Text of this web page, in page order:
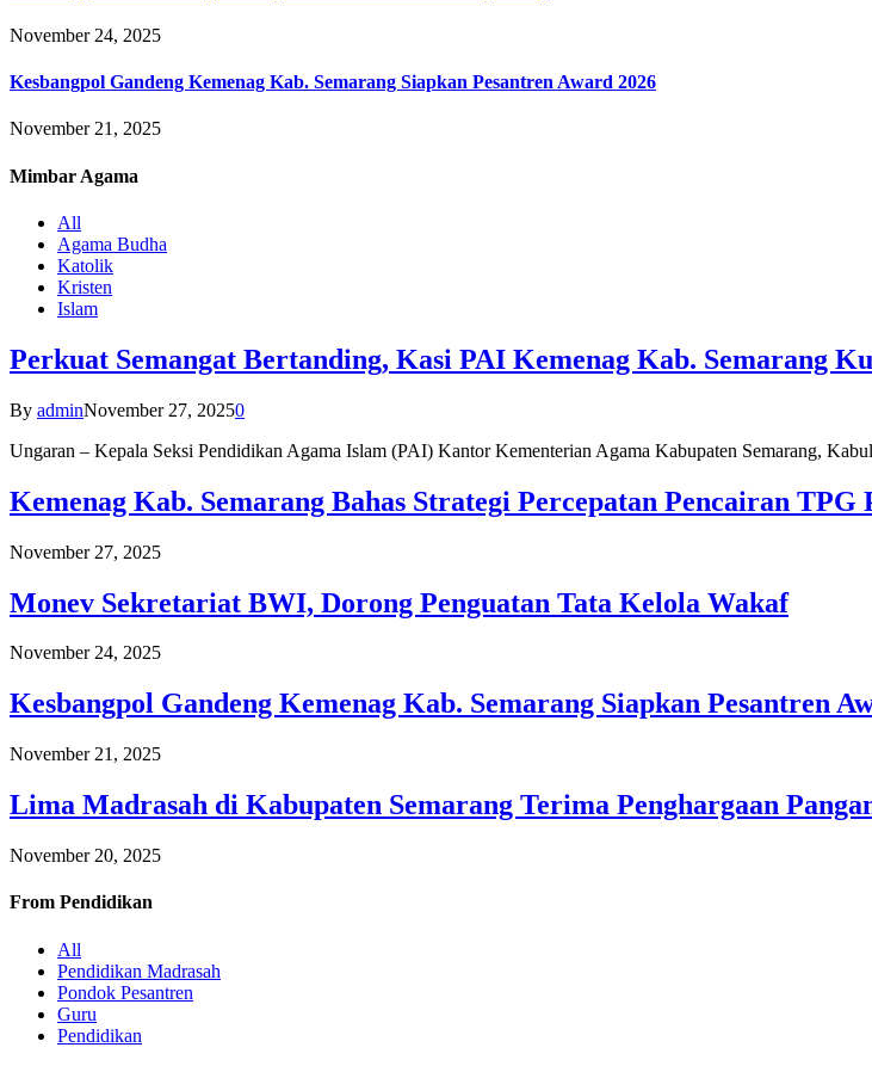
November 24, 2025
Kesbangpol Gandeng Kemenag Kab. Semarang Siapkan Pesantren Award 2026
November 21, 2025
Mimbar Agama
All
Agama Budha
Katolik
Kristen
Islam
Perkuat Semangat Bertanding, Kasi PAI Kemenag Kab. Semarang
By adminNovember 27, 20250
Ungaran – Kepala Seksi Pendidikan Agama Islam (PAI) Kantor Kementerian Agama Kabupaten Semarang,
Kemenag Kab. Semarang Bahas Strategi Percepatan Pencairan
November 27, 2025
Monev Sekretariat BWI, Dorong Penguatan Tata Kelola Wakaf
November 24, 2025
Kesbangpol Gandeng Kemenag Kab. Semarang Siapkan Pesantren
November 21, 2025
Lima Madrasah di Kabupaten Semarang Terima Penghargaan
November 20, 2025
From Pendidikan
All
Pendidikan Madrasah
Pondok Pesantren
Guru
Pendidikan